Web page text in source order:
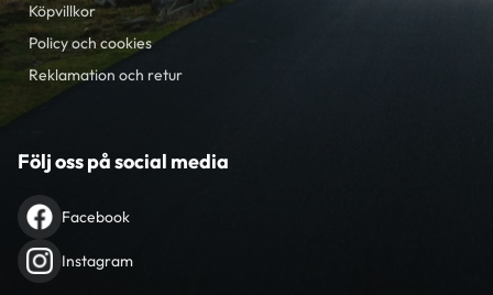
Köpvillkor
Policy och cookies
Reklamation och retur
Följ oss på social media
Facebook
Instagram